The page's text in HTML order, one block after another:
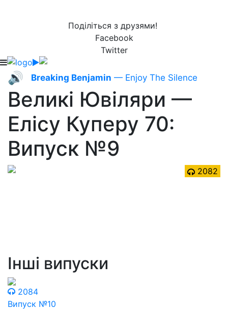
Поділіться з друзями!
Facebook
Twitter
🔊 Breaking Benjamin — Enjoy The Silence
Великі Ювіляри —
Елісу Куперу 70:
Випуск №9
2082
Інші випуски
2084
Випуск №10